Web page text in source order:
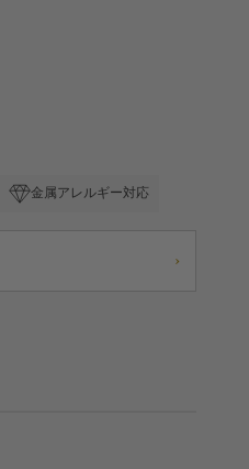
金属アレルギー対応
›